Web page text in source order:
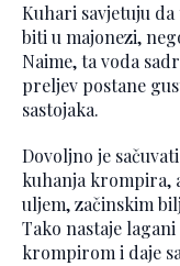
Kuhari savjetuju
biti u majonezi,
Naime, ta voda
preljev postane
sastojaka.
Dovoljno je
kuhanja krompira,
uljem, začinskim
Tako nastaje
krompirom i daje